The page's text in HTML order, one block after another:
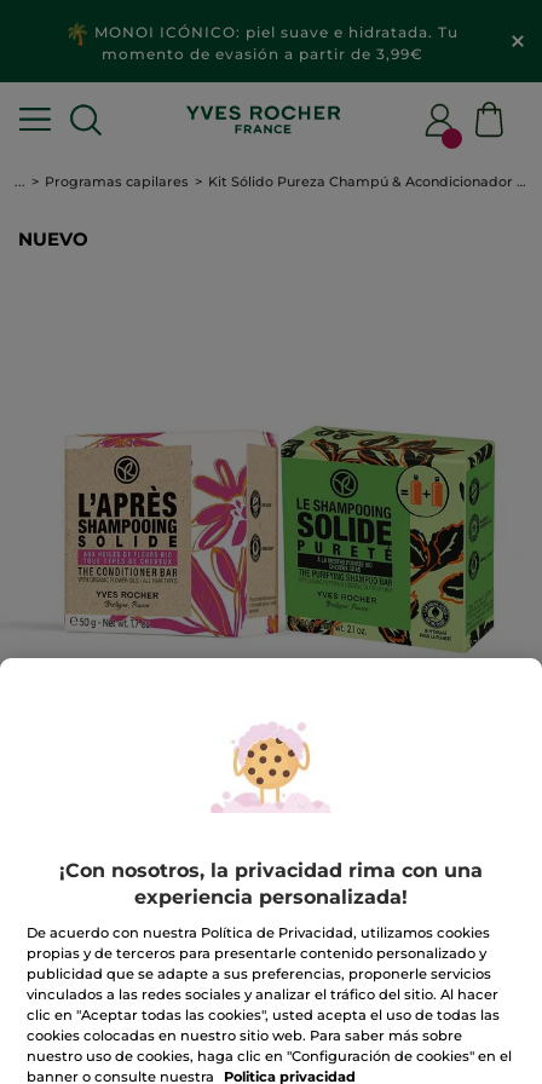
MONOI ICÓNICO: piel suave e hidratada. Tu
momento de evasión a partir de 3,99€
... Programas capilares Kit Sólido Pureza Champú & Acondicionador - Cabello
NUEVO
Acondicionador - Cabello
Menos plástico, más belleza
★★★★★
★★★★★
hay
valoraciones
de
Kit
Sólido
Pureza
Champú
INCLUIR UNA RESEÑA
16,98€
Cantidad
¡Con nosotros, la privacidad rima con una
experiencia personalizada!
De acuerdo con nuestra Política de Privacidad, utilizamos cookies
propias y de terceros para presentarle contenido personalizado y
publicidad que se adapte a sus preferencias, proponerle servicios
vinculados a las redes sociales y analizar el tráfico del sitio. Al hacer
clic en "Aceptar todas las cookies", usted acepta el uso de todas las
cookies colocadas en nuestro sitio web. Para saber más sobre
nuestro uso de cookies, haga clic en "Configuración de cookies" en el
banner o consulte nuestra
Politica privacidad